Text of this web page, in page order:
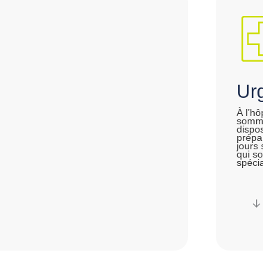
À
jours
qui
↓